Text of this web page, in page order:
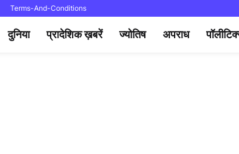
Terms-And-Conditions
दुनिया प्रादेशिक ख़बरें ज्योतिष अपराध